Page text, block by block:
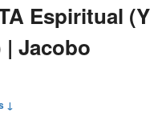
Espiritual (Y
| Jacobo
↓